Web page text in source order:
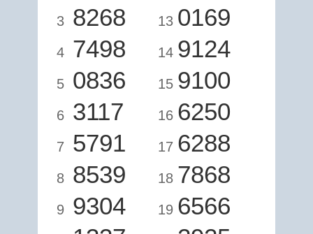
3 8268
4 7498
5 0836
6 3117
7 5791
8 8539
9 9304
13 0169
14 9124
15 9100
16 6250
17 6288
18 7868
19 6566